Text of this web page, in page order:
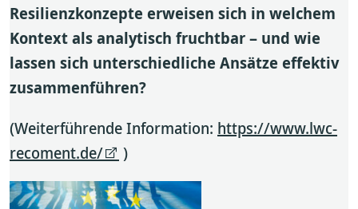
Resilienzkonzepte erweisen sich in welchem
Kontext als analytisch fruchtbar – und wie
lassen sich unterschiedliche Ansätze effektiv
zusammenführen?
(Weiterführende Information: https://www.lwc-
recoment.de/
)